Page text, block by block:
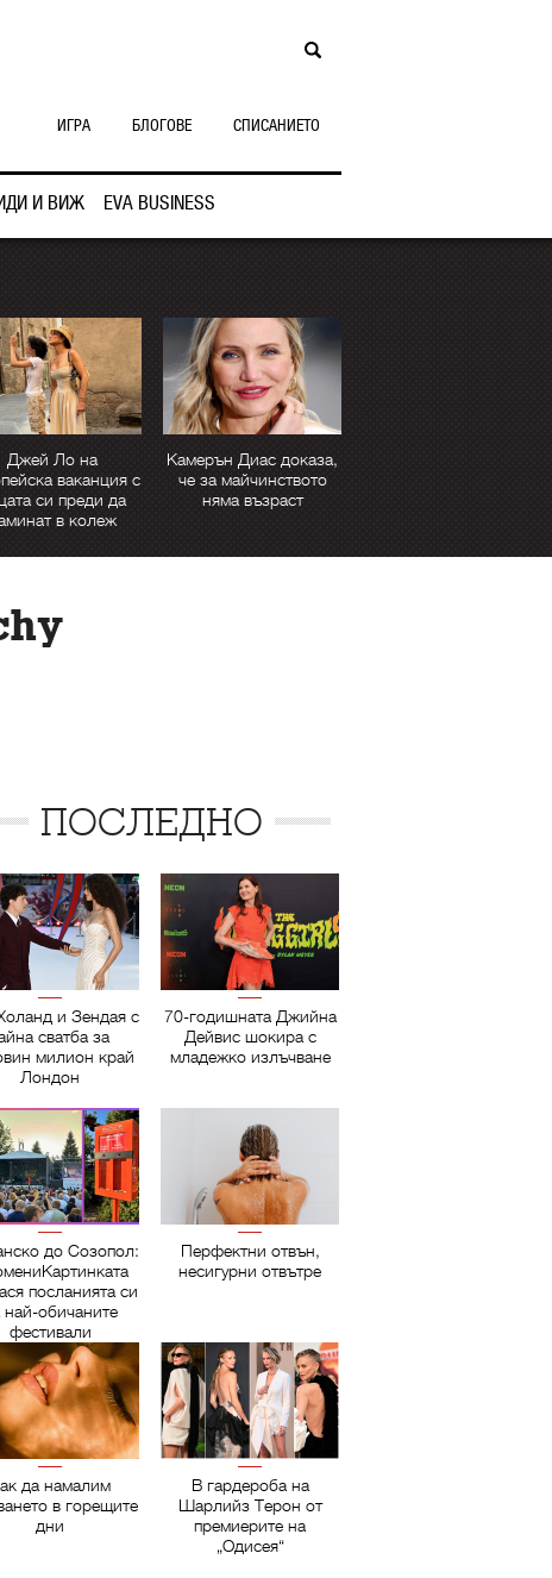
И ВИЖ EVA BUSINESS
ИГРА БЛОГОВЕ СПИСАНИЕТО
Джей Ло на
ваканция с
си преди да
в колеж
Камерън Диас доказа,
че за майчинството
няма възраст
ПОСЛЕДНО
и Зендая с
сватба за
милион край
Лондон
70-годишната Джийна
Дейвис шокира с
младежко излъчване
до Созопол:
посланията си
най-обичаните
фестивали
Перфектни отвън,
несигурни отвътре
да намалим
в горещите
дни
В гардероба на
Шарлийз Терон от
премиерите на
„Одисея“